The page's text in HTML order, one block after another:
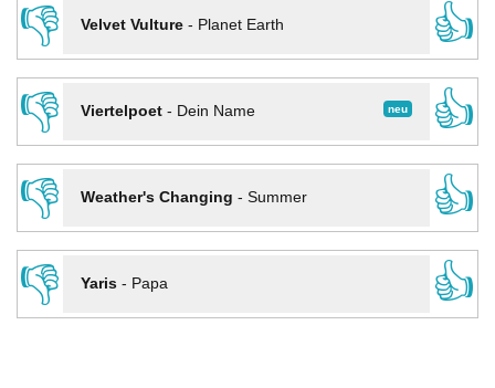
👎
Velvet Vulture- Planet Earth
👍
👎
neu
Viertelpoet- Dein Name
👍
👎
Weather's Changing - Summer
👍
👎
Yaris- Papa 👍